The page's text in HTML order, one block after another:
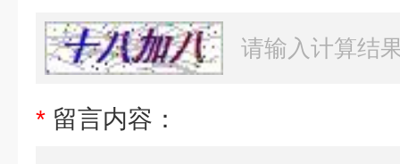
* 留言内容：